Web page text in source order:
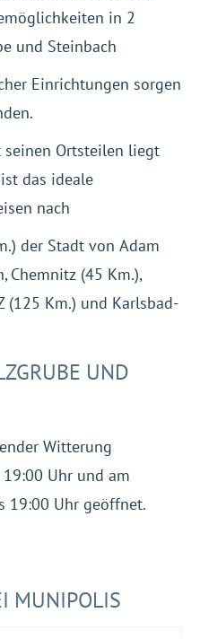
in 2
und Steinbach
Einrichtungen sorgen
seinen Ortsteilen liegt
das ideale
nach
der Stadt von Adam
Chemnitz (45 Km.),
(125 Km.) und Karlsbad-
UND
Witterung
Uhr und am
19:00 Uhr geöffnet.
MUNIPOLIS